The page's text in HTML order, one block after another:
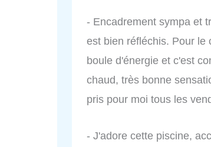
- Encadrement sympa et
est bien réfléchis. Pour le
boule d'énergie et c'est
chaud, très bonne
pris pour moi tous les
- J'adore cette piscine,